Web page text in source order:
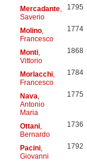
Mercadante,
Saverio
1795
Molino,
Francesco
1774
Monti,
Vittorio
1868
Morlacchi,
Francesco
1784
Nava
Antonio
Maria
1775
Ottani,
Bernardo
1736
Pacini,
Giovanni
1792